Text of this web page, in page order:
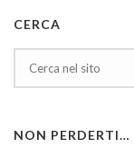
CERCA
NON PERDERTI…